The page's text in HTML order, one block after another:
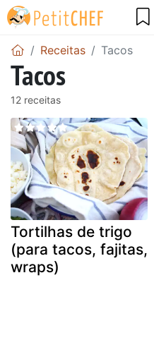
Receitas Tacos
Tacos
12 receitas
Tortilhas de trigo
(para tacos, fajitas,
wraps)